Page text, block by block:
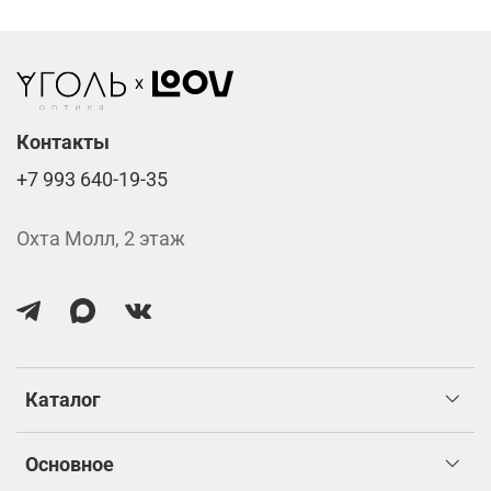
Каталог
Основное
Контакты
+7 993 640-19-35
Охта Молл, 2 этаж